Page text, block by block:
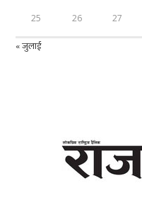
25 26 27
« जुलाई